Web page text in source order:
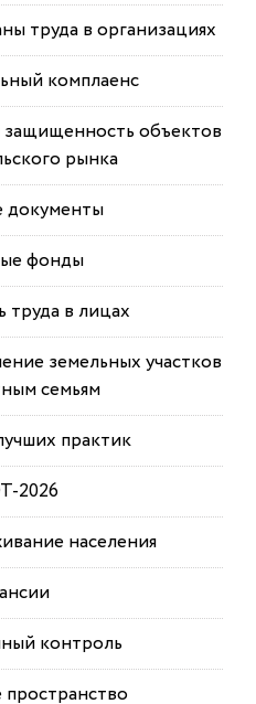
труда в организациях
комплаенс
объектов
рынка
фонды
труда в лицах
земельных участков
семьям
практик
2026
населения
контроль